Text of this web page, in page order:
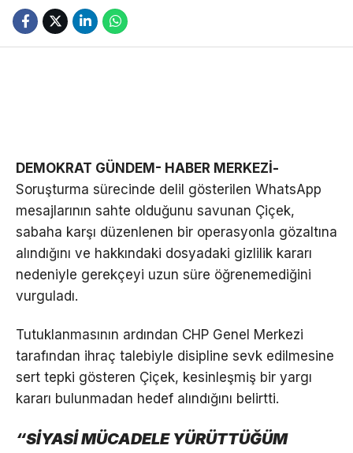
DEMOKRAT GÜNDEM- HABER MERKEZİ-
Soruşturma sürecinde delil gösterilen WhatsApp
mesajlarının sahte olduğunu savunan Çiçek,
sabaha karşı düzenlenen bir operasyonla gözaltına
alındığını ve hakkındaki dosyadaki gizlilik kararı
nedeniyle gerekçeyi uzun süre öğrenemediğini
vurguladı.
Tutuklanmasının ardından CHP Genel Merkezi
tarafından ihraç talebiyle disipline sevk edilmesine
sert tepki gösteren Çiçek, kesinleşmiş bir yargı
kararı bulunmadan hedef alındığını belirtti.
“SİYASİ MÜCADELE YÜRÜTTÜĞÜM